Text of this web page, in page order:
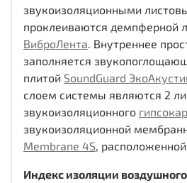
звукоизоляционными
проклеиваются демпферной
ВиброЛента . Внутреннее
заполняется
плитой SoundGuard
слоем системы являются 2
звукоизоляционного
звукоизоляционной
Membrane 4S ,
Индекс изоляции